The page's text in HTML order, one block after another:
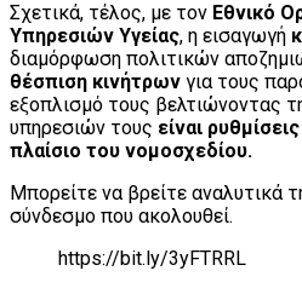
Σχετικά, τέλος, με τον Εθνικό
Υπηρεσιών Υγείας, η εισαγωγή
διαμόρφωση πολιτικών
θέσπιση κινήτρων για τους
εξοπλισμό τους βελτιώνοντας
υπηρεσιών τους είναι
πλαίσιο του νομοσχεδίου.
Μπορείτε να βρείτε αναλυτικά
σύνδεσμο που ακολουθεί.
https://bit.ly/3yFTRRL